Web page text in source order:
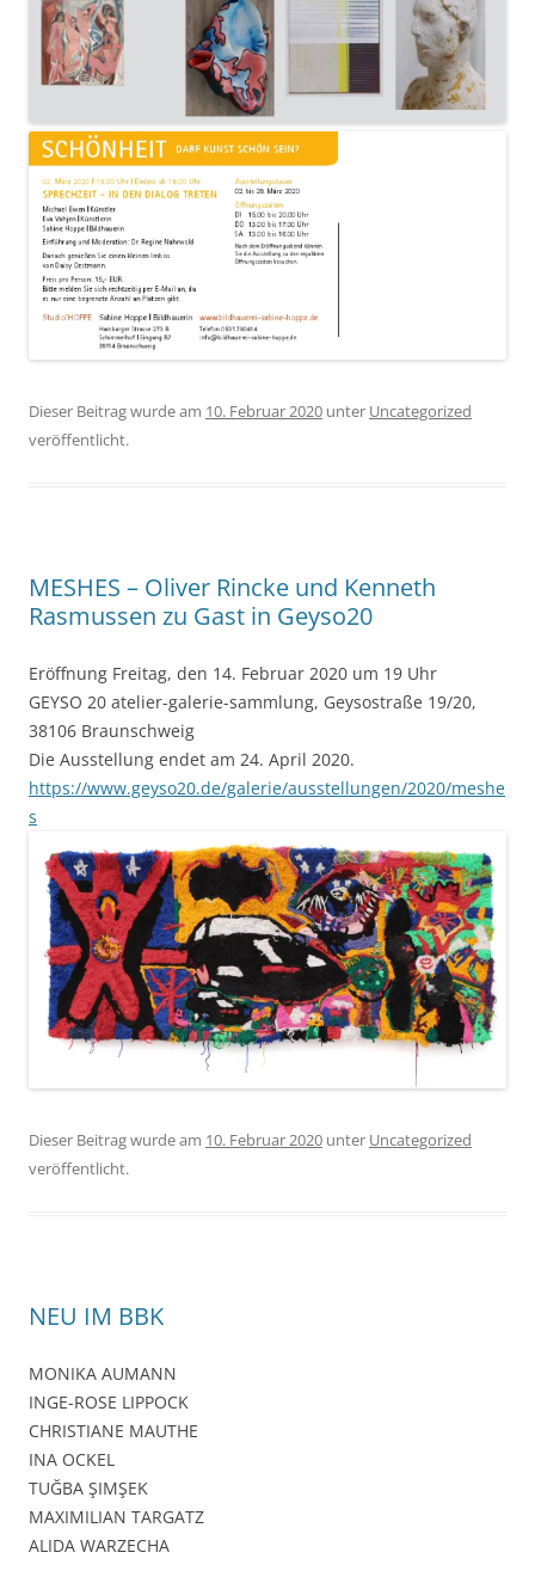
Dieser Beitrag wurde am 10. Februar 2020 unter Uncategorized
veröffentlicht.
MESHES – Oliver Rincke und Kenneth
Rasmussen zu Gast in Geyso20
Eröffnung Freitag, den 14. Februar 2020 um 19 Uhr
GEYSO 20 atelier-galerie-sammlung, Geysostraße 19/20,
38106 Braunschweig
Die Ausstellung endet am 24. April 2020.
https://www.geyso20.de/galerie/ausstellungen/2020/meshe
s
Dieser Beitrag wurde am 10. Februar 2020 unter Uncategorized
veröffentlicht.
NEU IM BBK
MONIKA AUMANN
INGE-ROSE LIPPOCK
CHRISTIANE MAUTHE
INA OCKEL
TUĞBA ŞIMŞEK
MAXIMILIAN TARGATZ
ALIDA WARZECHA